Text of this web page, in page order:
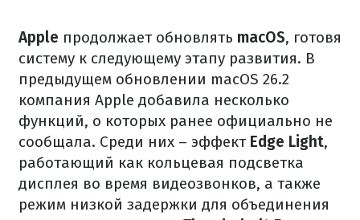
Apple продолжает обновлять macOS, готовя
систему к следующему этапу развития. В
предыдущем обновлении macOS 26.2
компания Apple добавила несколько
функций, о которых ранее официально не
сообщала. Среди них – эффект Edge Light,
работающий как кольцевая подсветка
дисплея во время видеозвонков, а также
режим низкой задержки для объединения